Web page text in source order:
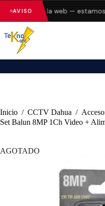
AVISO
errores en la web — estamos
Inicio / CCTV Dahua /
Set Balun 8MP 1Ch Video +
AGOTADO